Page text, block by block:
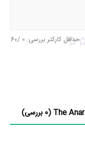
حداقل کارکتر بررسی: 0
/60
0 بررسی)